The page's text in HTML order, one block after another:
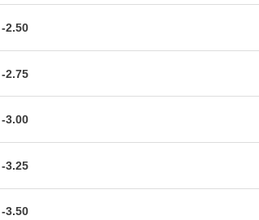
-2.50
-2.75
-3.00
-3.25
-3.50